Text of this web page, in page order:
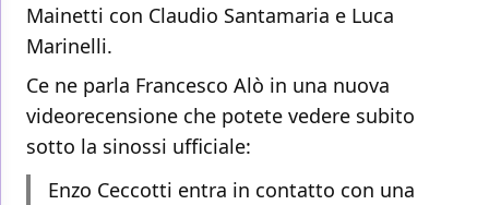
Mainetti con Claudio Santamaria e Luca
Marinelli.
Ce ne parla Francesco Alò in una nuova
videorecensione che potete vedere subito
sotto la sinossi ufficiale:
Enzo Ceccotti entra in contatto con una